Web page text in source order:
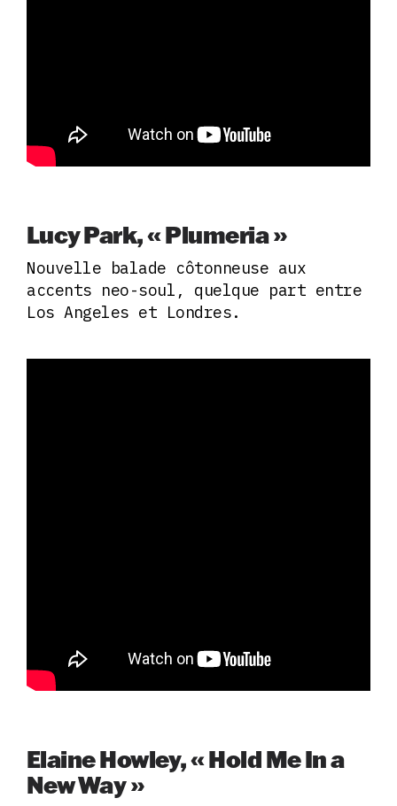
Lucy Park, « Plumeria »
Nouvelle balade côtonneuse aux
accents neo-soul, quelque part entre
Los Angeles et Londres.
Elaine Howley, « Hold Me In a
New Way »